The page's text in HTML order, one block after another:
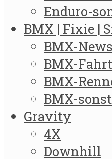
Enduro-
BMX | Fixie |
BMX-News
BMX-
BMX-
BMX-
Gravity
4X
Downhill